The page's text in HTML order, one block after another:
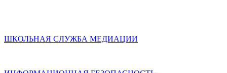
ШКОЛЬНАЯ СЛУЖБА МЕДИАЦИИ